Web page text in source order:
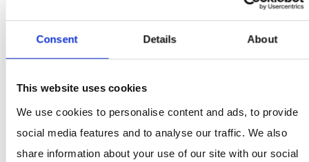
Consent Details About
This website uses cookies
We use cookies to personalise content and ads, to provide
social media features and to analyse our traffic. We also
share information about your use of our site with our social
Neue Erkenntnisse für dein Marketing von morgen – mit
(potenziellen) Kundschaft identifizieren
ANALYTICAL SERVICES